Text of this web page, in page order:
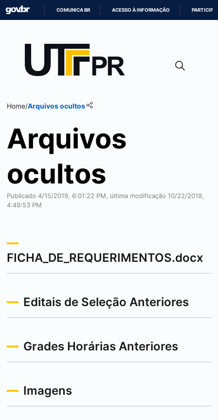
CONTEÚDO
COMUNICA BR ACESSO À INFORMAÇÃO PARTICIPE
Home/Arquivos ocultos
Arquivos
ocultos
Publicado 4/15/2019, 6:01:22 PM, última modificação 10/22/2019,
4:49:53 PM
FICHA_DE_REQUERIMENTOS.docx
Editais de Seleção Anteriores
Grades Horárias Anteriores
Imagens